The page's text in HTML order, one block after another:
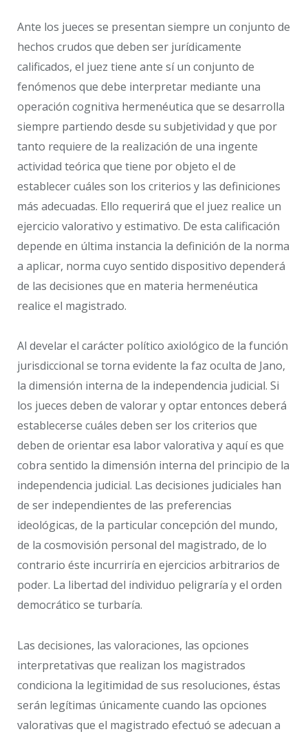
Ante los jueces se presentan siempre un conjunto de
hechos crudos que deben ser jurídicamente
calificados, el juez tiene ante sí un conjunto de
fenómenos que debe interpretar mediante una
operación cognitiva hermenéutica que se desarrolla
siempre partiendo desde su subjetividad y que por
tanto requiere de la realización de una ingente
actividad teórica que tiene por objeto el de
establecer cuáles son los criterios y las definiciones
más adecuadas. Ello requerirá que el juez realice un
ejercicio valorativo y estimativo. De esta calificación
depende en última instancia la definición de la norma
a aplicar, norma cuyo sentido dispositivo dependerá
de las decisiones que en materia hermenéutica
realice el magistrado.
Al develar el carácter político axiológico de la función
jurisdiccional se torna evidente la faz oculta de Jano,
la dimensión interna de la independencia judicial. Si
los jueces deben de valorar y optar entonces deberá
establecerse cuáles deben ser los criterios que
deben de orientar esa labor valorativa y aquí es que
cobra sentido la dimensión interna del principio de la
independencia judicial. Las decisiones judiciales han
de ser independientes de las preferencias
ideológicas, de la particular concepción del mundo,
de la cosmovisión personal del magistrado, de lo
contrario éste incurriría en ejercicios arbitrarios de
poder. La libertad del individuo peligraría y el orden
democrático se turbaría.
Las decisiones, las valoraciones, las opciones
interpretativas que realizan los magistrados
condiciona la legitimidad de sus resoluciones, éstas
serán legítimas únicamente cuando las opciones
valorativas que el magistrado efectuó se adecuan a